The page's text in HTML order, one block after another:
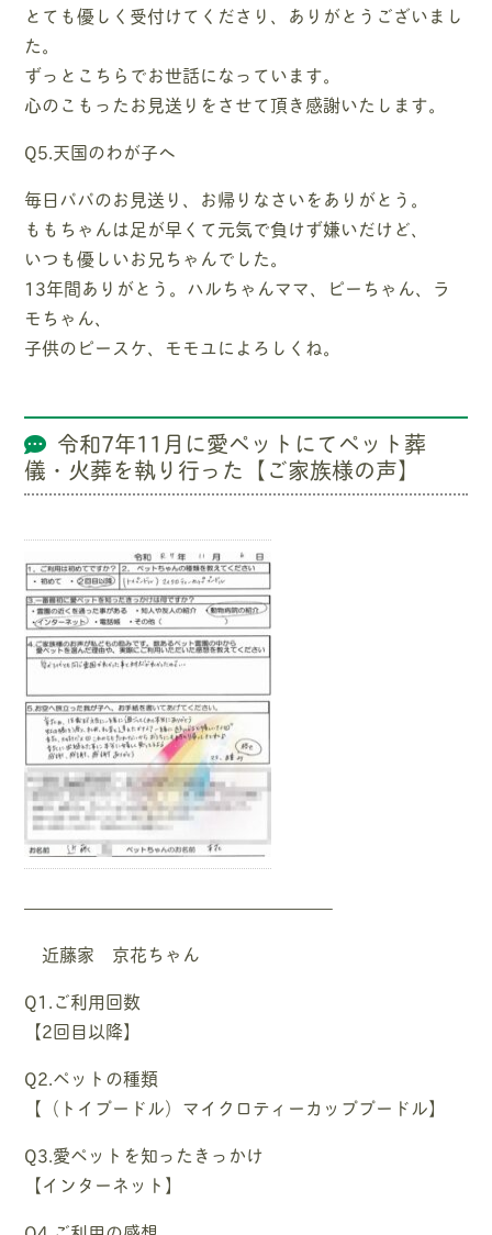
とても優しく受付けてくださり、ありがとうございまし
た。
ずっとこちらでお世話になっています。
心のこもったお見送りをさせて頂き感謝いたします。
Q5.天国のわが子へ
毎日パパのお見送り、お帰りなさいをありがとう。
ももちゃんは足が早くて元気で負けず嫌いだけど、
いつも優しいお兄ちゃんでした。
13年間ありがとう。ハルちゃんママ、ピーちゃん、ラ
モちゃん、
子供のピースケ、モモユによろしくね。
令和7年11月に愛ペットにてペット葬
儀・火葬を執り行った【ご家族様の声】
—————————————————–
近藤家 京花ちゃん
Q1.ご利用回数
【2回目以降】
Q2.ペットの種類
【（トイプードル）マイクロティーカッププードル】
Q3.愛ペットを知ったきっかけ
【インターネット】